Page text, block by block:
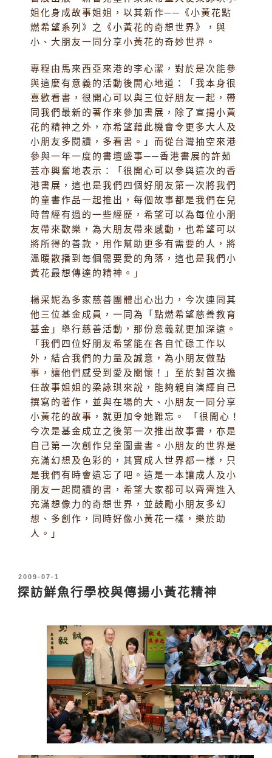
姐化身成故事姐姐，以其新作──《小黃花點
燃希望系列》之《小黃花的奇想世界》，與
小、大朋友一同分享小黃花的奇妙世界。
專程由馬來西亞來港的李心潔，對於是次能參
與這麼有意義的活動後開心地道：「我本身很
喜歡看書，很開心可以與三位好朋友一起，帶
同我們最新的著作來參加書展，除了宣揚小黃
花的精神之外，亦希望藉此機會令更多大人及
小朋友多閱讀，多看書。」而從台灣抽空來港
參與一年一度的書壇盛事──香港書展的許茹
芸亦興奮地表示：「很開心可以參與這次的香
港書展，這也是我們四個好朋友第一次將我們
的童書作品一起推出，每個故事都是我們在兒
時曾經有過的一些經歷，希望可以為每位小朋
友帶來歡樂，為大朋友帶來感動，也希望可以
將所得的善款，用作幫助更多有需要的人，將
溫暖散播到每個需要愛的角落，這也是我們小
黃花最想傳達的精神。」
楊采妮為多家慈善團體出心出力，今次連同其
他三位基金成員，一同為「點燃希望慈善教育
基金」舉行慈善活動，那份意義就更加深遠。
「我們四位好朋友希望能在各自忙碌工作以
外，結合我們的力量及誠意，為小朋友做點
事，讓他們感受到愛及關懷！」至於對首次擔
任故事姐姐的梁詠琪來說，能夠親自演繹自己
撰寫的著作，並與在場的大、小朋友一同分享
小黃花的故事，就更加令她難忘。 「很開心！
今次是基金成立之後第一次推出故事書，亦是
自己第一次創作兒童圖畫書。小朋友的世界是
充滿幻想及色彩的，其實成人世界都一樣，只
是我們有時會遺忘了吧。這是一本讓成人及小
朋友一起閱讀的書，希望大家都可以齊齊進入
充滿想像力的奇想世界，並鼓勵小朋友多幻
想、多創作，同時好像小黃花一樣，樂於助
人。」
發
表
於
2009-07-1
探訪鮮魚行學校與傳揚小黃花精神